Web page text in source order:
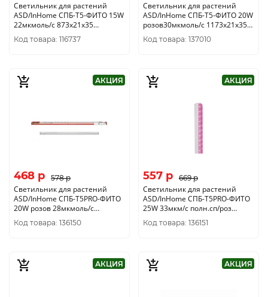
Светильник для растений
ASD/InHome СПБ-Т5-ФИТО 15W
22мкмоль/с 873x21x35
4690612033105
Код товара: 116737
Светильник для растений
ASD/InHome СПБ-Т5-ФИТО 20W
розов30мкмоль/с 1173x21x35
выкл 1200 3112
Код товара: 137010
АКЦИЯ
468 p 578 p
Светильник для растений
ASD/InHome СПБ-Т5PRO-ФИТО
20W розов 28мкмоль/с
870x20x31выкл 5411
Код товара: 136150
АКЦИЯ
557 p 669 p
Светильник для растений
ASD/InHome СПБ-Т5PRO-ФИТО
25W 33мкм/с полн.сп/роз
1178x20 выкл 1200
4690612055428
Код товара: 136151
АКЦИЯ АКЦИЯ